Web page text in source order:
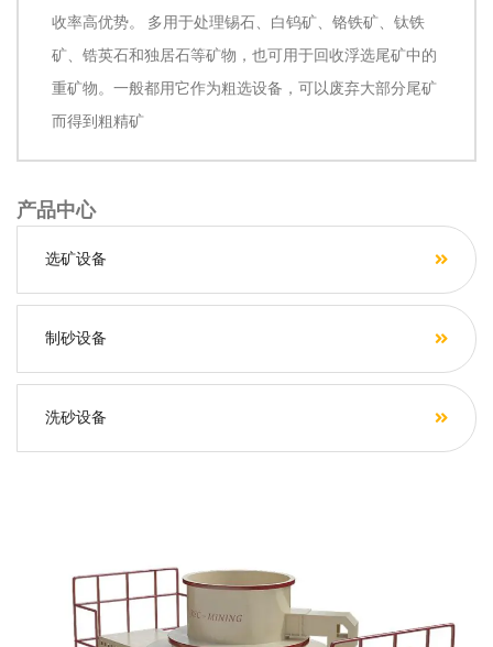
收率高优势。 多用于处理锡石、白钨矿、铬铁矿、钛铁
矿、锆英石和独居石等矿物，也可用于回收浮选尾矿中的
重矿物。一般都用它作为粗选设备，可以废弃大部分尾矿
而得到粗精矿
产品中心
选矿设备
制砂设备
洗砂设备